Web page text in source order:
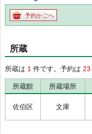
予約かごへ
所蔵
所蔵は 1 件です。予約は 23
所蔵館 所蔵場所
佐伯区 文庫